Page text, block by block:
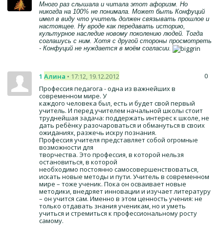
Много раз слышала и читала этот афоризм. Но
никогда на 100% не понимала. Может быть Конфуций
имел в виду что учитель должен связывать прошлое и
настоящее. Ну вроде как передавать историю,
культурное наследие новому поколению людей. Тогда
соглашусь с ним. Хотя с другой стороны просмотреть
- Конфуций не нуждается в моём согласии.
0
1 Алина • 17:12, 19.12.2012
Профессия педагога - одна из важнейших в
современном мире. У
каждого человека был, есть и будет свой первый
учитель. И перед учителем начальной школы стоит
труднейшая задача: поддержать интерес к школе, не
дать ребѐнку разочароваться и обмануться в своих
ожиданиях, разжечь искру познания.
Профессия учителя представляет собой огромные
возможности для
творчества. Это профессия, в которой нельзя
остановиться, в которой
необходимо постоянно самосовершенствоваться,
искать новые методы и пути. Учитель в современном
мире – тоже ученик. Пока он осваивает новые
методики, внедряет инновации и изучает литературу
– он учится сам. Именно в этом ценность учения: не
только отдавать знания ученикам, но и уметь
учиться и стремиться к профессиональному росту
самому.